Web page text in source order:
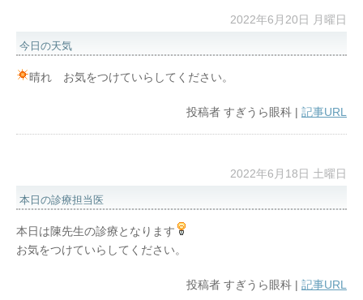
2022年6月20日 月曜日
今日の天気
晴れ お気をつけていらしてください。
投稿者 すぎうら眼科 | 記事URL
2022年6月18日 土曜日
本日の診療担当医
本日は陳先生の診療となります
お気をつけていらしてください。
投稿者 すぎうら眼科 | 記事URL